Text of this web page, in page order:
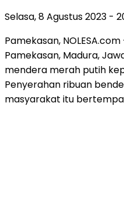
Selasa, 8 Agustus 2023 -
Pamekasan,
Pamekasan, Madura,
mendera merah putih
Penyerahan ribuan
masyarakat itu